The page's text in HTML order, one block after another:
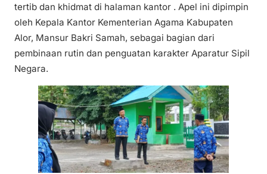
tertib dan khidmat di halaman kantor . Apel ini dipimpin
oleh Kepala Kantor Kementerian Agama Kabupaten
Alor, Mansur Bakri Samah, sebagai bagian dari
pembinaan rutin dan penguatan karakter Aparatur Sipil
Negara.